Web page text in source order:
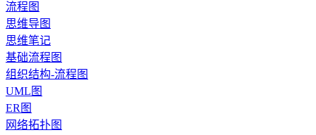
流程图
思维导图
思维笔记
基础流程图
组织结构-流程图
UML图
ER图
网络拓扑图